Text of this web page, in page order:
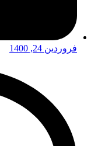
فروردین 24, 1400